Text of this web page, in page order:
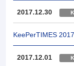
2017.12.30
KeePerTIMES
2017.12.01